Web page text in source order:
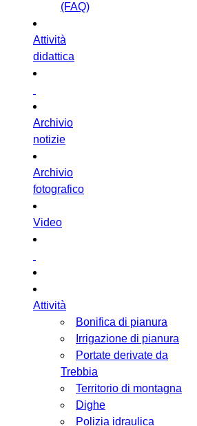
(FAQ)
Attività
didattica
Archivio
notizie
Archivio
fotografico
Video
Attività
Bonifica di pianura
Irrigazione di pianura
Portate derivate da
Trebbia
Territorio di montagna
Dighe
Polizia idraulica